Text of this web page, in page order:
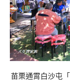
苗栗通霄白沙屯「